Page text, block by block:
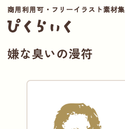
商用利用可・フリーイラスト素材集
嫌な臭いの漫符